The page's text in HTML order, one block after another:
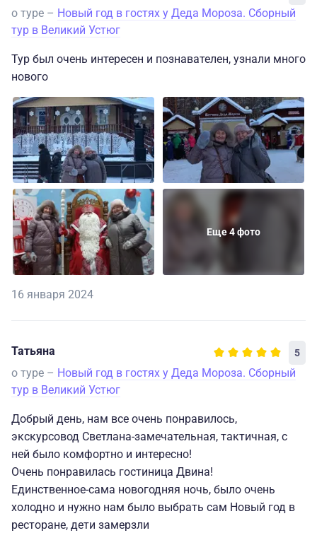
о туре – Новый год в гостях у Деда Мороза. Сборный
тур в Великий Устюг
Тур был очень интересен и познавателен, узнали много
нового
Еще 4 фото
16 января 2024
Татьяна 5
о туре – Новый год в гостях у Деда Мороза. Сборный
тур в Великий Устюг
Добрый день, нам все очень понравилось,
экскурсовод Светлана-замечательная, тактичная, с
ней было комфортно и интересно!
Очень понравилась гостиница Двина!
Единственное-сама новогодняя ночь, было очень
холодно и нужно нам было выбрать сам Новый год в
ресторане, дети замерзли